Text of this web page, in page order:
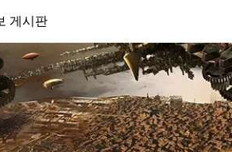
게시판